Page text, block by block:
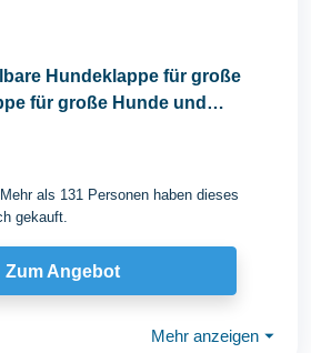
Hundeklappe für große
für große Hunde und
Mehr als 131 Personen haben dieses
gekauft.
Zum Angebot
Mehr anzeigen ⏷